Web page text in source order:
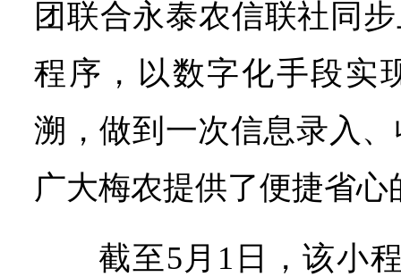
团联合永泰农信联社同
程序，以数字化手段实
溯，做到一次信息录入
广大梅农提供了便捷省心
截至5月1日，该小